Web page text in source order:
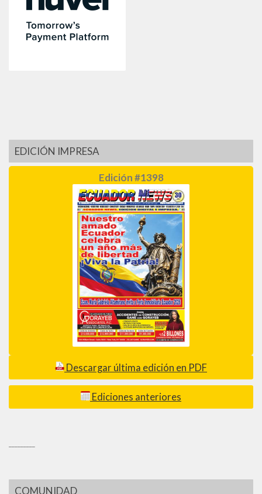
EDICIÓN IMPRESA
Edición #1398
Descargar última edición en PDF
Ediciones anteriores
COMUNIDAD